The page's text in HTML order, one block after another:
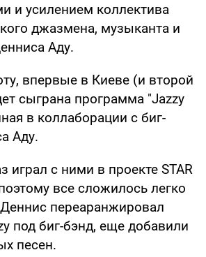
и усилением коллектива
джазмена, музыканта и
Аду.
впервые в Киеве (и второй
сыграна программа "Jazzy
в коллаборации с биг-
Аду.
играл с ними в проекте STAR
все сложилось легко
переаранжировал
под биг-бэнд, еще добавили
песен.